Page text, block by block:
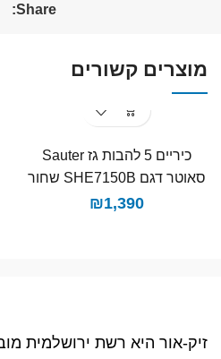
Share:
מוצרים קשורים
כיריים 5 להבות גז Sauter
סאוטר דגם SHE7150B שחור
₪1,390
זיק-אור היא רשת ירושלמית